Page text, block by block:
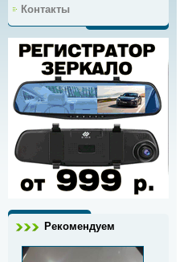
Контакты
Рекомендуем